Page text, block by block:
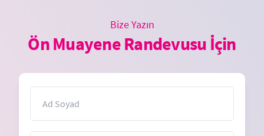
Bize Yazın
Ön Muayene Randevusu İçin